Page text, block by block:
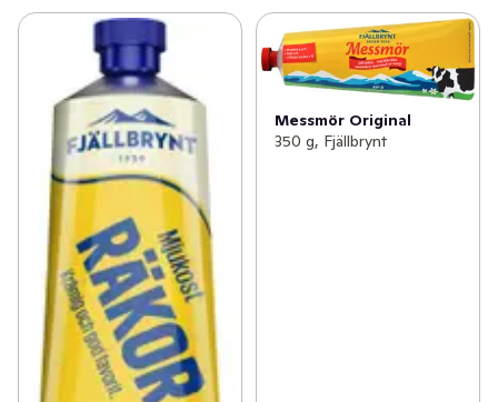
Messmör Original
350 g, Fjällbrynt